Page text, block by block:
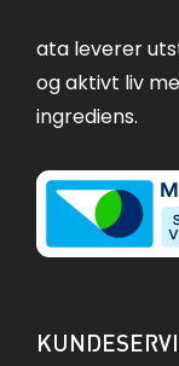
ata leverer
og aktivt liv
ingrediens.